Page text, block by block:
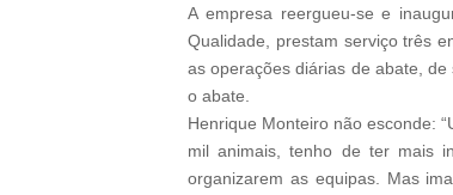
A empresa reergueu-se e
Qualidade, prestam serviço três
as operações diárias de abate,
o abate.
Henrique Monteiro não esconde:
mil animais, tenho de ter mais
organizarem as equipas. Mas